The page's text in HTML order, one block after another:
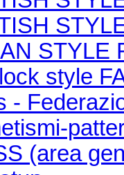
STYLE
style
-
(area